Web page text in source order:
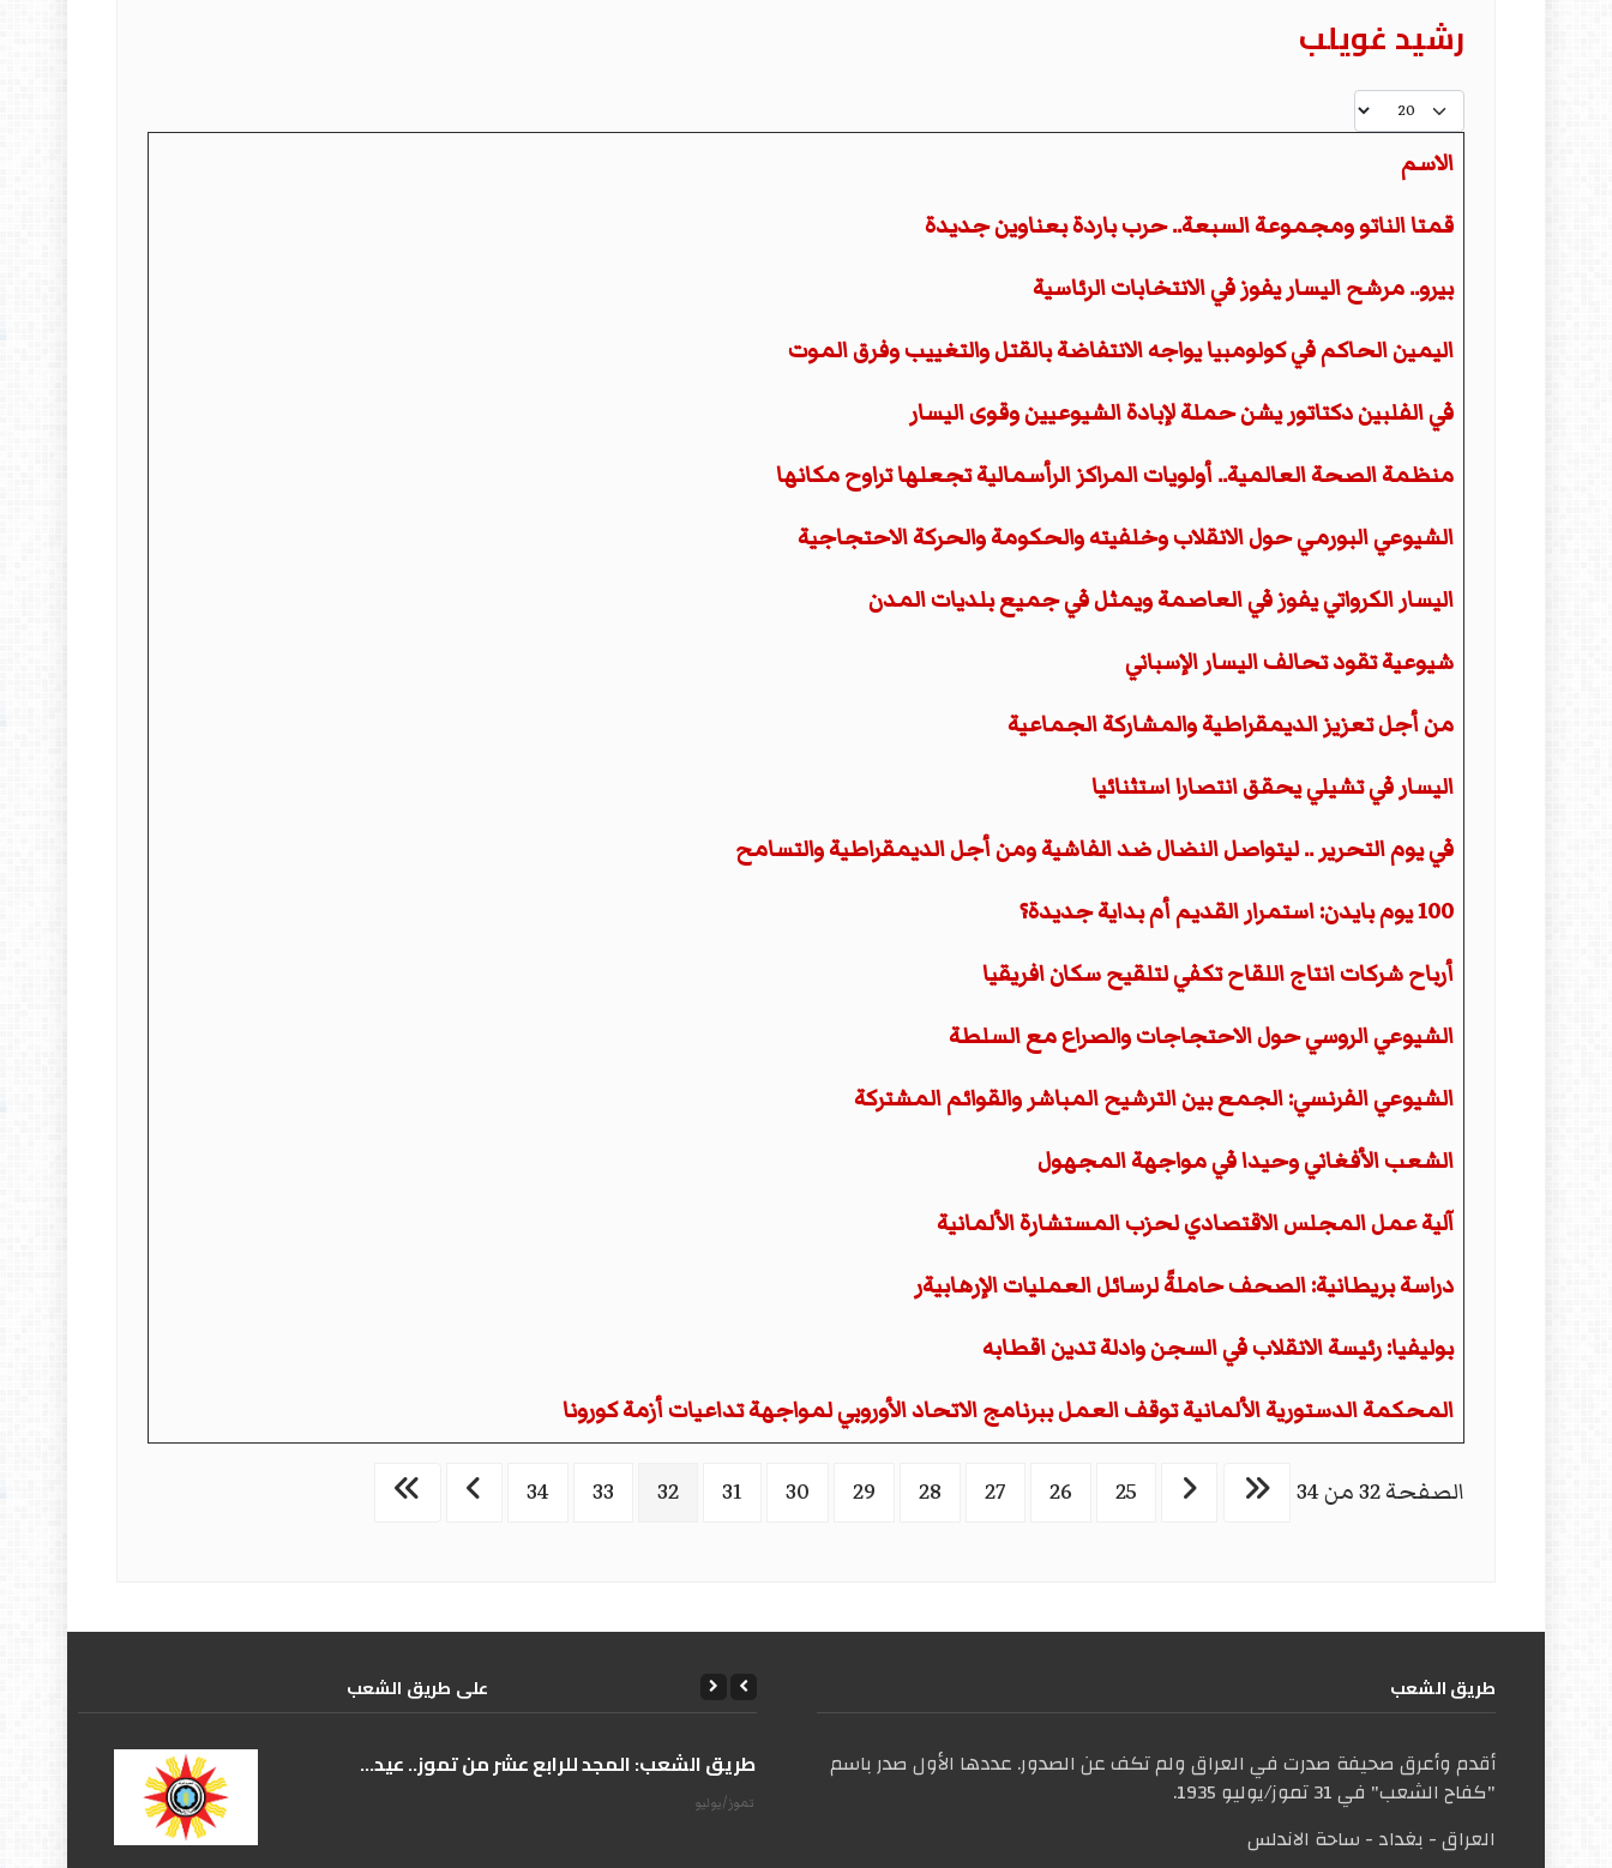
رشيد غويلب
عدد الإظهارات:
الاسم
قمتا الناتو ومجموعة السبعة.. حرب باردة بعناوين جديدة
بيرو.. مرشح اليسار يفوز في الانتخابات الرئاسية
اليمين الحاكم في كولومبيا يواجه الانتفاضة بالقتل والتغييب وفرق الموت
في الفلبين دكتاتور يشن حملة لإبادة الشيوعيين وقوى اليسار
منظمة الصحة العالمية.. أولويات المراكز الرأسمالية تجعلها تراوح مكانها
الشيوعي البورمي حول الانقلاب وخلفيته والحكومة والحركة الاحتجاجية
اليسار الكرواتي يفوز في العاصمة ويمثل في جميع بلديات المدن
شيوعية تقود تحالف اليسار الإسباني
من أجل تعزيز الديمقراطية والمشاركة الجماعية
اليسار في تشيلي يحقق انتصارا استثنائيا
في يوم التحرير .. ليتواصل النضال ضد الفاشية ومن أجل الديمقراطية والتسامح
100 يوم بايدن: استمرار القديم أم بداية جديدة؟
أرباح شركات انتاج اللقاح تكفي لتلقيح سكان افريقيا
الشيوعي الروسي حول الاحتجاجات والصراع مع السلطة
الشيوعي الفرنسي: الجمع بين الترشيح المباشر والقوائم المشتركة
الشعب الأفغاني وحيدا في مواجهة المجهول
آلية عمل المجلس الاقتصادي لحزب المستشارة الألمانية
دراسة بريطانية: الصحف حاملةً لرسائل العمليات الإرهابيةر
بوليفيا: رئيسة الانقلاب في السجن وادلة تدين اقطابه
المحكمة الدستورية الألمانية توقف العمل ببرنامج الاتحاد الأوروبي لمواجهة تداعيات أزمة كورونا
الصفحة 32 من 34 25
26
27
28
29
30
31
32
33
34
طریق الشعب
أقدم وأعرق صحيفة صدرت في العراق ولم تكف عن الصدور. عددها الأول صدر باسم
"كفاح الشعب" في 31 تموز/يوليو 1935.
العراق - بغداد - ساحة الاندلس
علی طریق الشعب
على طريق الشعب: المجد للرابع عشر من تموز.. عيد...